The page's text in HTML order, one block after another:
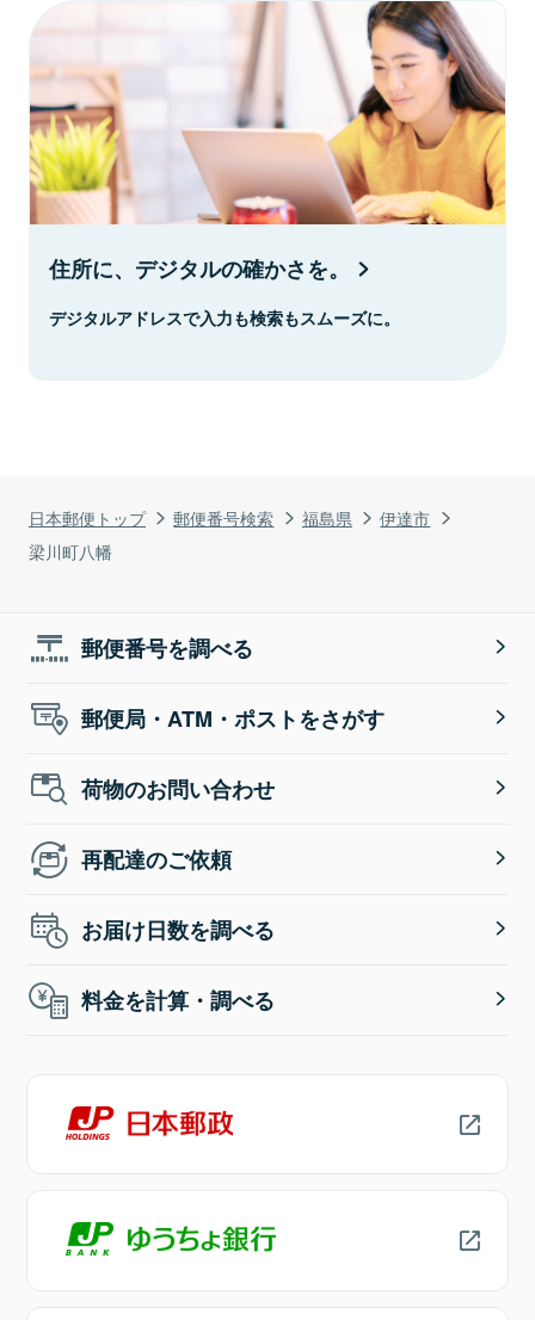
日本郵便トップ 郵便番号検索 福島県
伊達市
梁川町八幡
住所に、デジタルの確かさを。
デジタルアドレスで入力も検索もスムーズに。
郵便番号を調べる
郵便局・ATM・ポストをさがす
荷物のお問い合わせ
再配達のご依頼
お届け日数を調べる
料金を計算・調べる